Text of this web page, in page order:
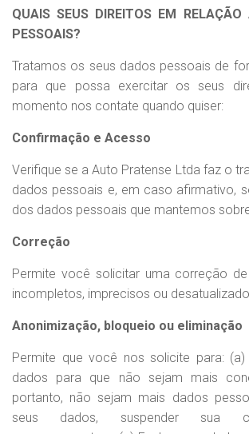
QUAIS SEUS DIREITOS EM
PESSOAIS?
Tratamos os seus dados pessoais de
para que possa exercitar os seus
momento nos contate quando quiser:
Confirmação e Acesso
Verifique se a Auto Pratense Ltda faz o
dados pessoais e, em caso afirmativo,
dos dados pessoais que mantemos
Correção
Permite você solicitar uma correção
incompletos, imprecisos ou
Anonimização, bloqueio ou eliminação
Permite que você nos solicite para: (a)
dados para que não sejam mais
portanto, não sejam mais dados
seus dados, suspender sua